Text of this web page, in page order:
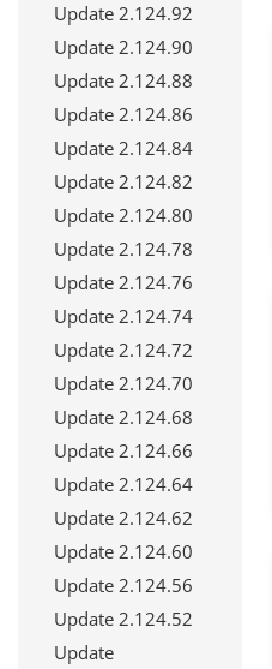
Update 2.124.92
Update 2.124.90
Update 2.124.88
Update 2.124.86
Update 2.124.84
Update 2.124.82
Update 2.124.80
Update 2.124.78
Update 2.124.76
Update 2.124.74
Update 2.124.72
Update 2.124.70
Update 2.124.68
Update 2.124.66
Update 2.124.64
Update 2.124.62
Update 2.124.60
Update 2.124.56
Update 2.124.52
Update